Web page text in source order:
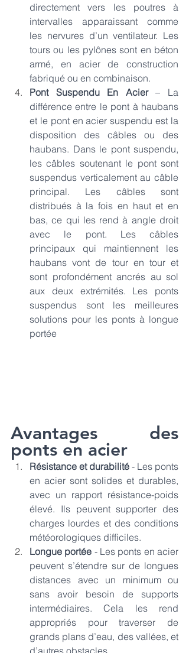
directement vers les poutres à
intervalles apparaissant comme
les nervures d’un ventilateur. Les
tours ou les pylônes sont en béton
armé, en acier de construction
fabriqué ou en combinaison.
Pont Suspendu En Acier – La
différence entre le pont à haubans
et le pont en acier suspendu est la
disposition des câbles ou des
haubans. Dans le pont suspendu,
les câbles soutenant le pont sont
suspendus verticalement au câble
principal. Les câbles sont
distribués à la fois en haut et en
bas, ce qui les rend à angle droit
avec le pont. Les câbles
principaux qui maintiennent les
haubans vont de tour en tour et
sont profondément ancrés au sol
aux deux extrémités. Les ponts
suspendus sont les meilleures
solutions pour les ponts à longue
portée
Avantages des
ponts en acier
Résistance et durabilité - Les ponts
en acier sont solides et durables,
avec un rapport résistance-poids
élevé. Ils peuvent supporter des
charges lourdes et des conditions
météorologiques difficiles.
Longue portée - Les ponts en acier
peuvent s’étendre sur de longues
distances avec un minimum ou
sans avoir besoin de supports
intermédiaires. Cela les rend
appropriés pour traverser de
grands plans d’eau, des vallées, et
d’autres obstacles.